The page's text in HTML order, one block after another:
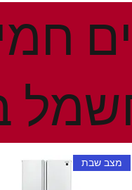
מצב שבת